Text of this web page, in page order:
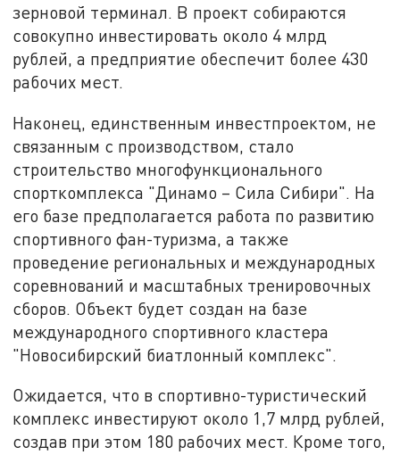
зерновой терминал. В проект собираются
совокупно инвестировать около 4 млрд
рублей, а предприятие обеспечит более 430
рабочих мест.
Наконец, единственным инвестпроектом, не
связанным с производством, стало
строительство многофункционального
спорткомплекса "Динамо – Сила Сибири". На
его базе предполагается работа по развитию
спортивного фан-туризма, а также
проведение региональных и международных
соревнований и масштабных тренировочных
сборов. Объект будет создан на базе
международного спортивного кластера
"Новосибирский биатлонный комплекс".
Ожидается, что в спортивно-туристический
комплекс инвестируют около 1,7 млрд рублей,
создав при этом 180 рабочих мест. Кроме того,